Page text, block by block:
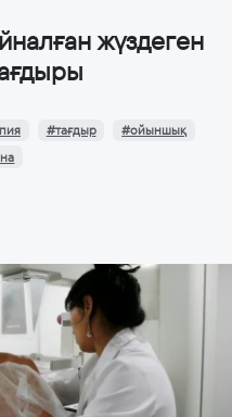
жүздеген
#тағдыр
#ойыншық